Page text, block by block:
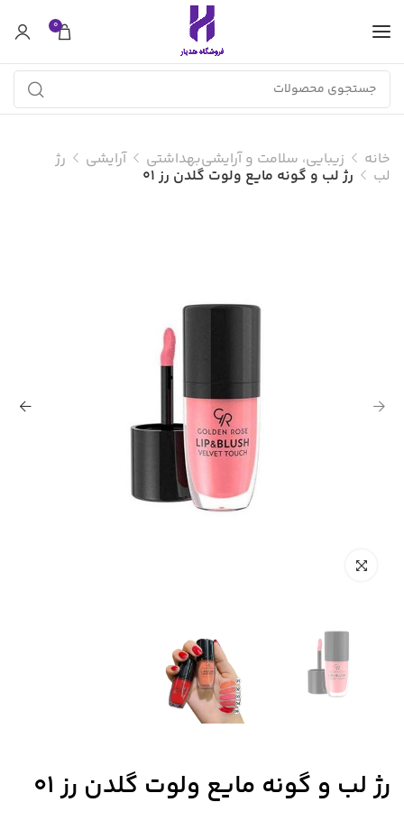
0
خانه زیبایی، سلامت و آرایشی‌بهداشتی آرایشی رژ
لب رژ لب و گونه مایع ولوت گلدن رز 01
رژ لب و گونه مایع ولوت گلدن رز 01